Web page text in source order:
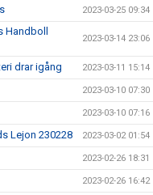
2023-03-25 09:34
2023-03-14 23:06
drar igång 2023-03-11 15:14
2023-03-10 07:30
2023-03-10 07:16
Lejon 230228 2023-03-02 01:54
2023-02-26 18:31
2023-02-26 16:42